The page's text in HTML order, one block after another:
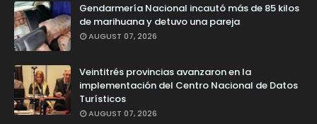
Gendarmería Nacional incautó más de 85 kilos
de marihuana y detuvo una pareja
AUGUST 07, 2026
Veintitrés provincias avanzaron en la
implementación del Centro Nacional de Datos
Turísticos
AUGUST 07, 2026